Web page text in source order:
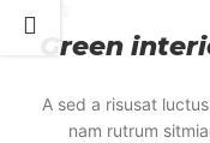
27
Green
A sed a risusat
nam rutrum